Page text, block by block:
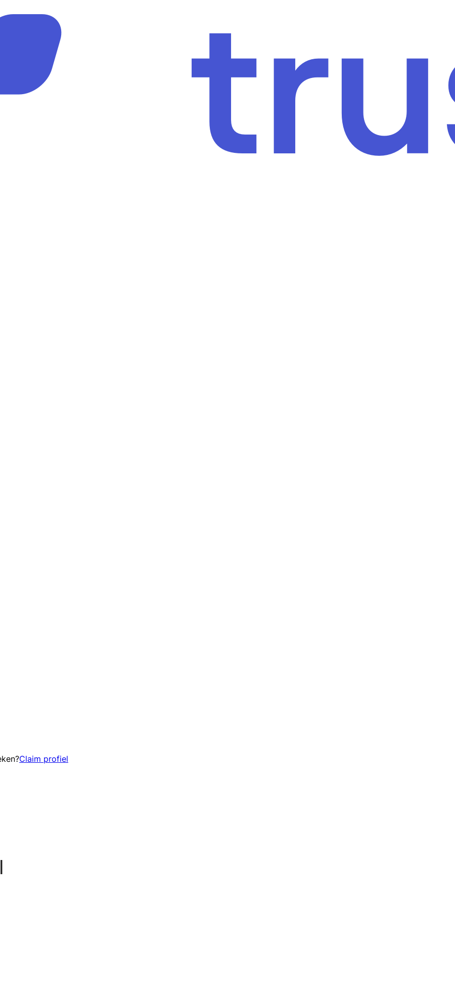
Claim profiel